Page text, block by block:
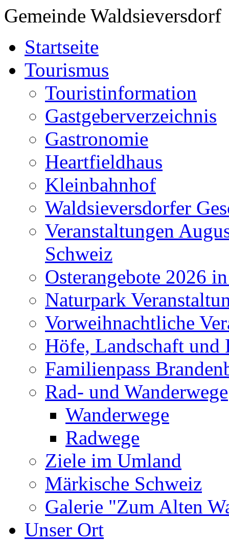
Gemeinde Waldsieversdorf
Startseite
Tourismus
Touristinformation
Gastgeberverzeichnis
Gastronomie
Heartfieldhaus
Kleinbahnhof
Waldsieversdorfer
Veranstaltungen
Schweiz
Osterangebote 2026
Naturpark
Vorweihnachtliche
Höfe, Landschaft und
Familienpass
Rad- und Wanderwege
Wanderwege
Radwege
Ziele im Umland
Märkische Schweiz
Galerie "Zum Alten
Unser Ort